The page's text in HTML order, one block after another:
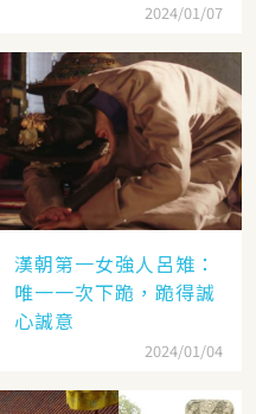
2024/01/07
漢朝第一女強人呂雉：
唯一一次下跪，跪得誠
心誠意
2024/01/04